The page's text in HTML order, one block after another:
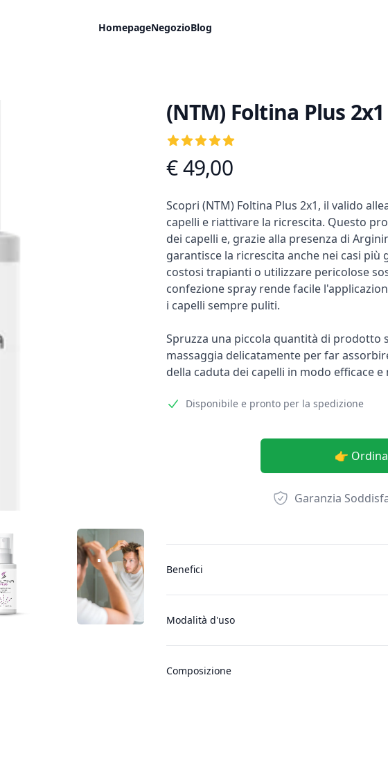
HomepageNegozioBlog
4316_6829B7EABDFC822123DDD5594633D906_1532506026
36-4316_A5E3F28EC36DA228F437E939468702E1_1532506026
(NTM) Foltina Plus 2x1
Recensioni
5out of 5 stars
Informazioni prodotto
€ 49,00
Descrizione
Scopri (NTM) Foltina Plus 2x1, il valido
capelli e riattivare la ricrescita. Questo
dei capelli e, grazie alla presenza di
garantisce la ricrescita anche nei casi
costosi trapianti o utilizzare pericolose
confezione spray rende facile
i capelli sempre puliti.
Spruzza una piccola quantità di prodotto
massaggia delicatamente per far
della caduta dei capelli in modo efficace
Disponibile e pronto per la spedizione
👉
Garanzia
Benefici
Modalità d'uso
Composizione